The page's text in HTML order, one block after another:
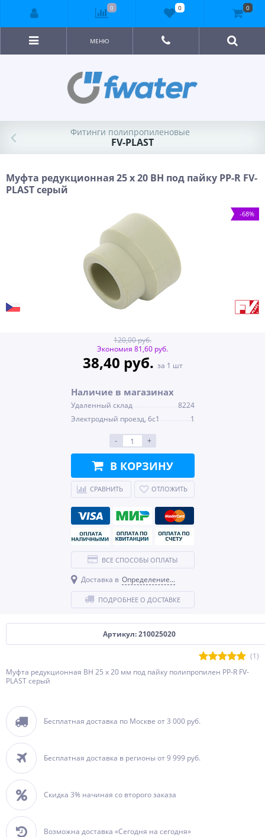
МЕНЮ
Фитинги полипропиленовые
FV-PLAST
Муфта редукционная 25 x 20 ВН под пайку PP-R FV-
PLAST серый
-68%
Артикул: 210025020
(1)
Муфта редукционная ВН 25 x 20 мм под пайку полипропилен PP-R FV-
PLAST серый
Бесплатная доставка по Москве от 3 000 руб.
Бесплатная доставка в регионы от 9 999 руб.
Скидка 3% начиная со второго заказа
Возможна доставка «Сегодня на сегодня»
120,00 руб.
Экономия 81,60 руб.
38,40 руб. за 1 шт
Наличие в магазинах
Удаленный склад
8224
Электродный проезд, 6с1
1
- +
В КОРЗИНУ
СРАВНИТЬ ОТЛОЖИТЬ
ВСЕ СПОСОБЫ ОПЛАТЫ
Доставка в Определение...
ПОДРОБНЕЕ О ДОСТАВКЕ
0 0 0